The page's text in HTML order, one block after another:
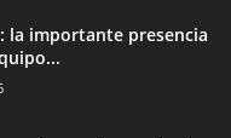
la importante presencia